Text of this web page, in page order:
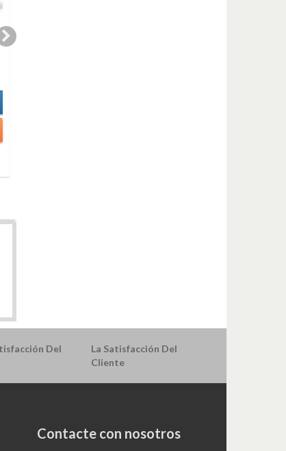
La Satisfacción Del
Cliente
Contacte con nosotros